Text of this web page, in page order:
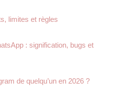
limites et règles
: signification, bugs et
de quelqu’un en 2026 ?